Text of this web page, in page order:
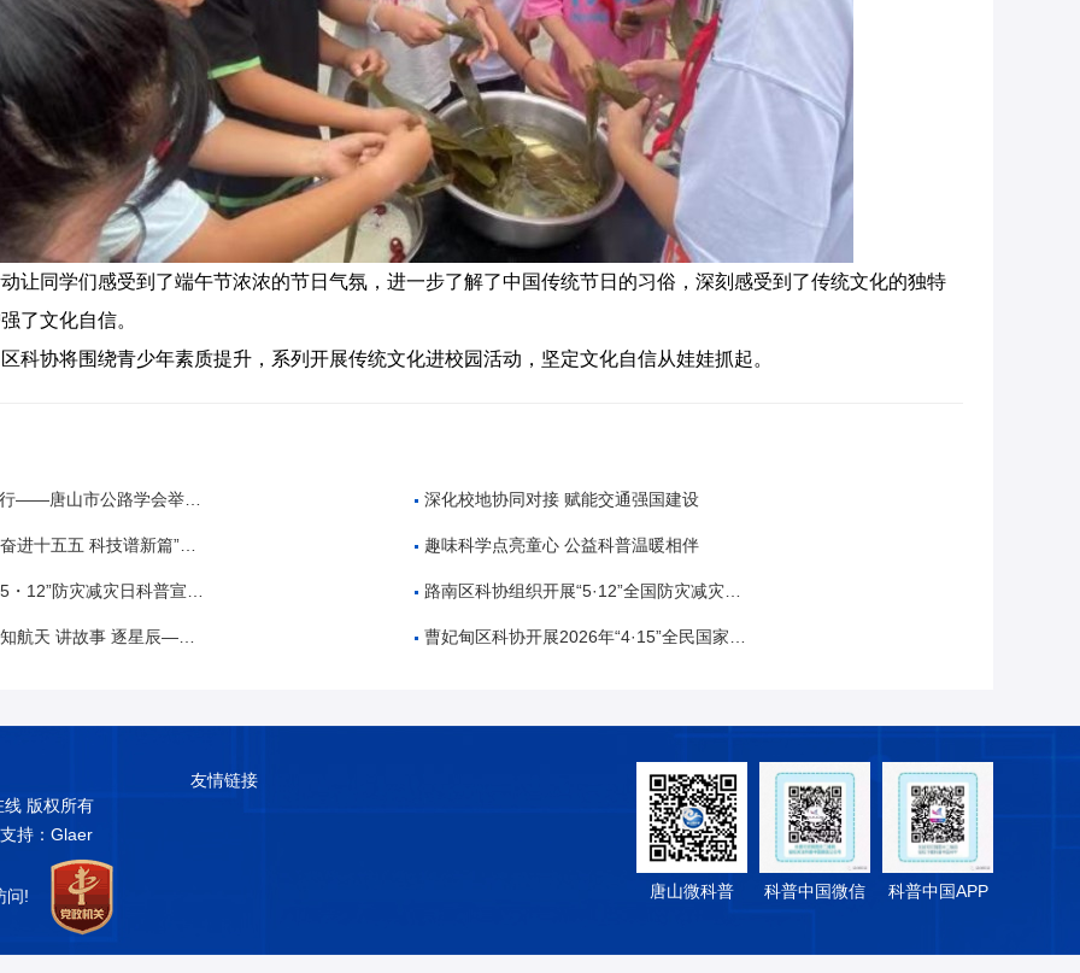
让同学们感受到了端午节浓浓的节日气氛，进一步了解了中国传统节日的习俗，深刻感受到了传统文化的独特
了文化自信。
科协将围绕青少年素质提升，系列开展传统文化进校园活动，坚定文化自信从娃娃抓起。
学会举办公路工程建设领域招投标专题培训 深化校地协同对接 赋能交通强国建设
技谱新篇”全国科技周科普进校园活动 趣味科学点亮童心 公益科普温暖相伴
防灾减灾日科普宣传活动 路南区科协组织开展“5·12”全国防灾减灾日主题科普进校园活动
事 逐星辰——中国航天日”科普教育活动 曹妃甸区科协开展2026年“4·15”全民国家安全教育日宣传活动
版权所有
持：Glaer
问!
友情链接
唐山微科普 科普中国微信 科普中国APP